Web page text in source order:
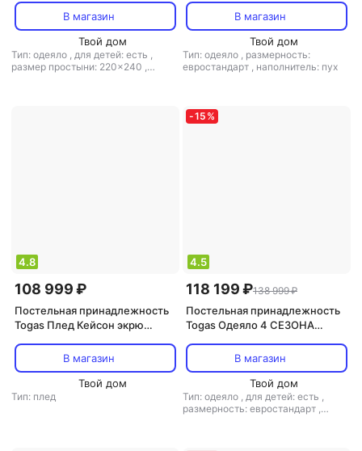
/м; чехол-
жаккард,220.04.40.0002
В магазин
Твой дом
Тип: одеяло , для детей: есть ,
размер простыни: 220x240 ,
пух в нано-батисте
20.04.13.0051
В магазин
Твой дом
Тип: одеяло , размерность:
евростандарт , наполнитель: пух
4.8
108 999 ₽
Постельная принадлежность
Togas Плед Кейсон экрю
В магазин
Твой дом
Тип: плед
-15 %
4.5
118 199 ₽138 999 ₽
Постельная принадлежность
Togas Одеяло 4 СЕЗОНА
/м; чехол-жаккард,
20.04.40.0001
В магазин
Твой дом
Тип: одеяло , для детей: есть ,
размерность: евростандарт ,